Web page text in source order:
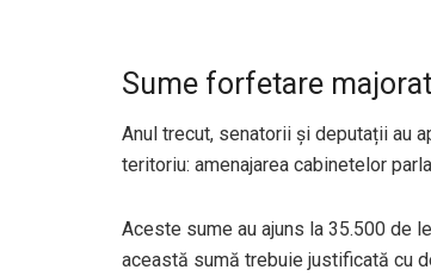
Sume forfetare
Anul trecut, senatorii și deputații au
teritoriu: amenajarea cabinetelor
Aceste sume au ajuns la 35.500 de
această sumă trebuie justificată cu